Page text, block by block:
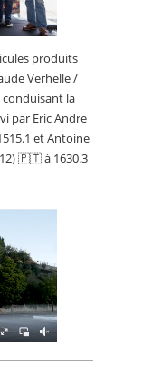
produits
Verhelle /
conduisant la
par Eric Andre
et Antoine
🇵🇹 à 1630.3